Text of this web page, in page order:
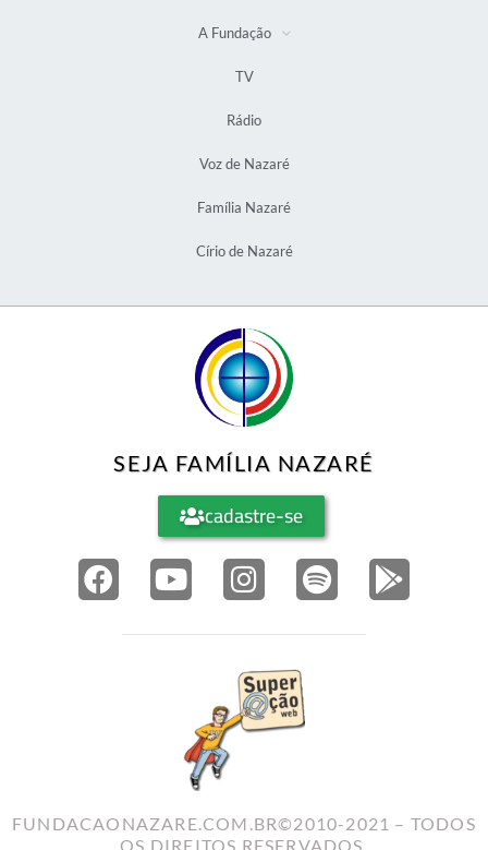
A Fundação
TV
Rádio
Voz de Nazaré
Família Nazaré
Círio de Nazaré
SEJA FAMÍLIA NAZARÉ
cadastre-se
FUNDACAONAZARE.COM.BR©2010-2021 – TODOS
OS DIREITOS RESERVADOS.